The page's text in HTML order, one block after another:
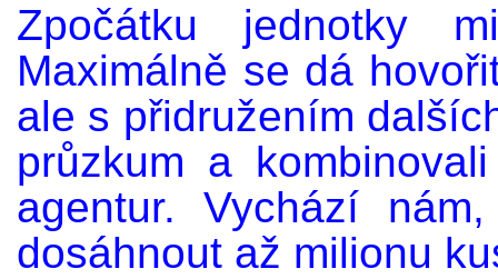
Zpočátku jednotky
Maximálně se dá
ale s přidružením
průzkum a
agentur. Vychází
dosáhnout až milionu